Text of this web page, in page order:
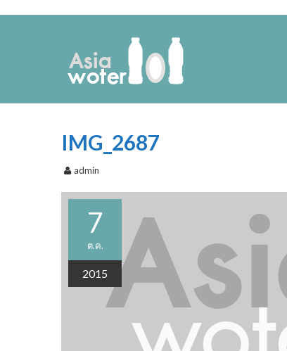
IMG_2687
admin
7
ต.ค.
2015